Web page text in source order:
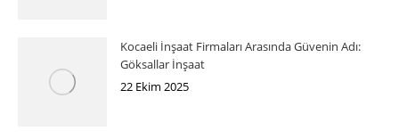
Kocaeli İnşaat Firmaları Arasında Güvenin Adı:
Göksallar İnşaat
22 Ekim 2025